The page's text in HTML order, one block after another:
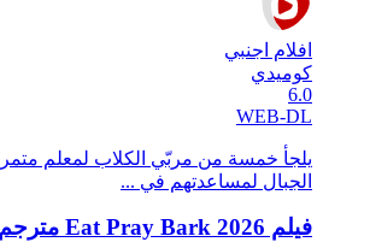
افلام اجنبي
كوميدي
6.0
WEB-DL
يلجأ خمسة من مربّي الكلاب لمعلم
الجبال لمساعدتهم في ...
فيلم Eat Pray Bark 2026 مترجم HD